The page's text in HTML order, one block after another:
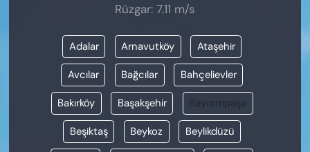
Rüzgar: 7.11 m/s
Adalar Arnavutköy Ataşehir
Avcılar Bağcılar Bahçelievler
Bakırköy Başakşehir Bayrampaşa
Beşiktaş Beykoz Beylikdüzü
SİYASET
VAN VE DİYARBAKIR HABERLERİ